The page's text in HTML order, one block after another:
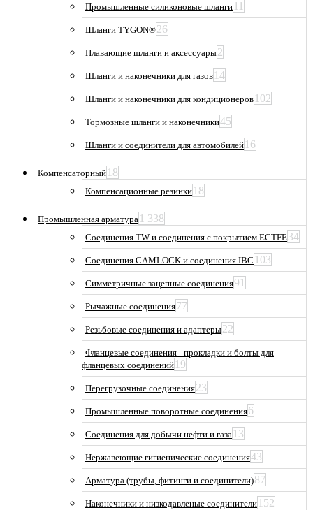
Промышленные силиконовые шланги 11
Шланги TYGON®26
Плавающие шланги и аксессуары2
Шланги и наконечники для газов 14
Шланги и наконечники для кондиционеров 102
Тормозные шланги и наконечники45
Шланги и соединители для автомобилей 16
Компенсаторный 18
Компенсационные резинки 18
Промышленная арматура 1 338
Соединения TW и соединения с покрытием ECTFE34
Соединения CAMLOCK и соединения IBC 103
Симметричные зацепные соединения91
Рычажные соединения77
Резьбовые соединения и адаптеры22
Фланцевые соединения_ прокладки и болты для
фланцевых соединений 19
Перегрузочные соединения23
Промышленные поворотные соединения6
Соединения для добычи нефти и газа 13
Нержавеющие гигиенические соединения43
Арматура (трубы, фитинги и соединители)87
Наконечники и низкодавленые соединители 152